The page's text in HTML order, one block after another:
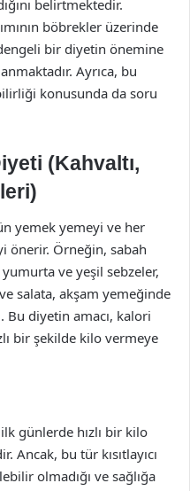
belirtmektedir.
böbrekler üzerinde
bir diyetin önemine
Ayrıca, bu
konusunda da soru
(Kahvaltı,
yemek yemeyi ve her
önerir. Örneğin, sabah
yumurta ve yeşil sebzeler,
salata, akşam yemeğinde
Bu diyetin amacı, kalori
bir şekilde kilo vermeye
günlerde hızlı bir kilo
Ancak, bu tür kısıtlayıcı
olmadığı ve sağlığa